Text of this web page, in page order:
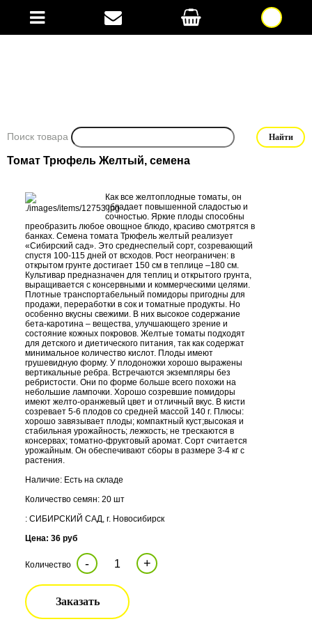
Поиск товара
Томат Трюфель Желтый, семена
Как все желтоплодные томаты, он
обладает повышенной сладостью и
сочностью. Яркие плоды способны
преобразить любое овощное блюдо, красиво смотрятся в
банках. Семена томата Трюфель желтый реализует
«Сибирский сад». Это среднеспелый сорт, созревающий
спустя 100-115 дней от всходов. Рост неограничен: в
открытом грунте достигает 150 см в теплице –180 см.
Культивар предназначен для теплиц и открытого грунта,
выращивается с консервными и коммерческими целями.
Плотные транспортабельный помидоры пригодны для
продажи, переработки в сок и томатные продукты. Но
особенно вкусны свежими. В них высокое содержание
бета-каротина – вещества, улучшающего зрение и
состояние кожных покровов. Желтые томаты подходят
для детского и диетического питания, так как содержат
минимальное количество кислот. Плоды имеют
грушевидную форму. У плодоножки хорошо выражены
вертикальные ребра. Встречаются экземпляры без
ребристости. Они по форме больше всего похожи на
небольшие лампочки. Хорошо созревшие помидоры
имеют желто-оранжевый цвет и отличный вкус. В кисти
созревает 5-6 плодов со средней массой 140 г. Плюсы:
хорошо завязывает плоды; компактный куст;высокая и
стабильная урожайность; лежкость; не трескаются в
консервах; томатно-фруктовый аромат. Сорт считается
урожайным. Он обеспечивают сборы в размере 3-4 кг с
растения.
Наличие: Есть на складе
Количество семян: 20 шт
: СИБИРСКИЙ САД, г. Новосибирск
Цена: 36 руб
Количество - +
Заказать